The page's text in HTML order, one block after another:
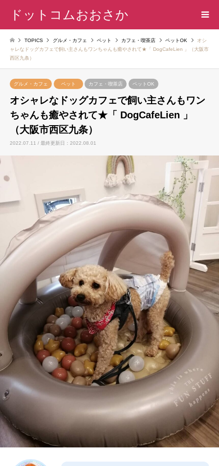
ドットコムおおさか
TOPICS グルメ・カフェ ペット カフェ・喫茶店 ペットOK
オシ
ャレなドッグカフェで飼い主さんもワンちゃんも癒やされて★「 DogCafeLien 」（大阪市
西区九条）
グルメ・カフェ ペット カフェ・喫茶店 ペットOK
オシャレなドッグカフェで飼い主さんもワン
ちゃんも癒やされて★「 DogCafeLien 」
（大阪市西区九条）
2022.07.11 / 最終更新日：2022.08.01